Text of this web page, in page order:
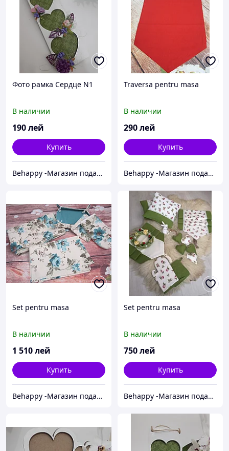
Фото рамка Сердце N1
В наличии
190лей
Купить
Behappy -Магазин подарков ручной работы
Traversa pentru masa
В наличии
290лей
Купить
Behappy -Магазин подарков ручной работы
Set pentru masa
В наличии
1 510лей
Купить
Behappy -Магазин подарков ручной работы
Set pentru masa
В наличии
750лей
Купить
Behappy -Магазин подарков ручной работы